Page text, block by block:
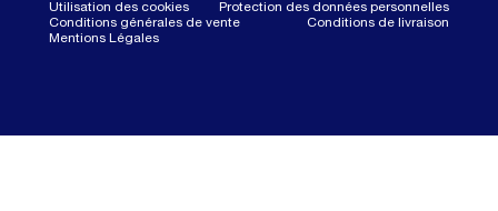
Utilisation des cookies
Protection des données personnelles
Conditions générales de vente
Conditions de livraison
Mentions Légales